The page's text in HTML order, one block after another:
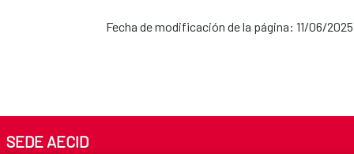
Fecha de modificación de la página: 11/06/2025
SEDE AECID